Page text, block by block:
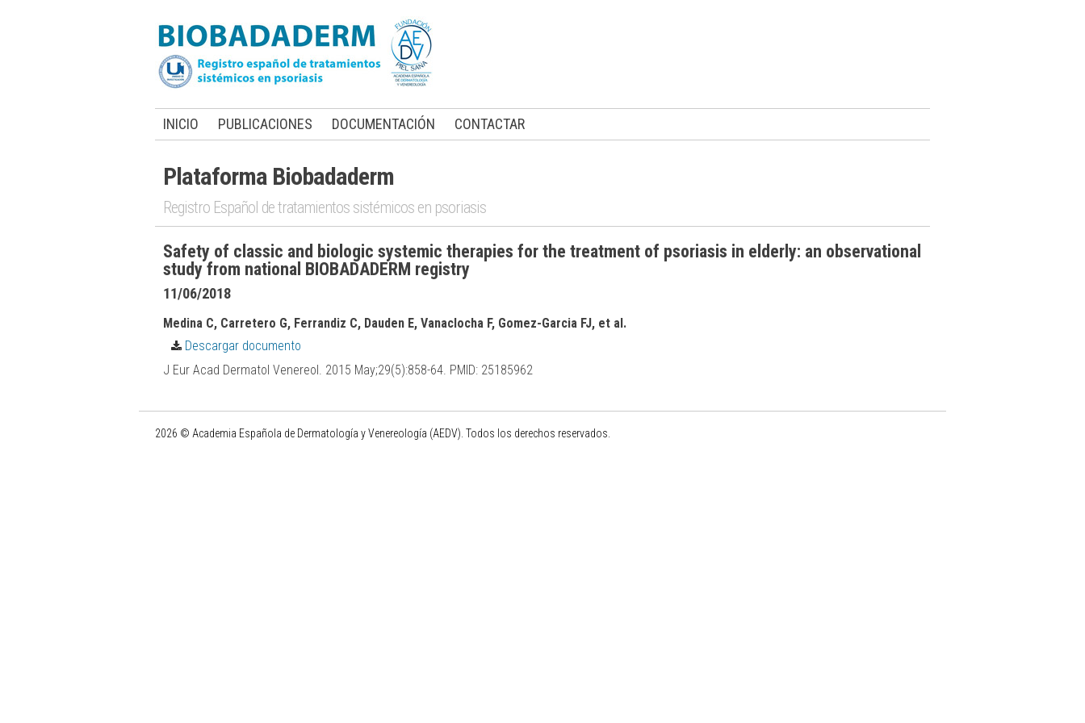
INICIO PUBLICACIONES DOCUMENTACIÓN CONTACTAR
Plataforma Biobadaderm
Registro Español de tratamientos sistémicos en psoriasis
Safety of classic and biologic systemic therapies for the treatment of psoriasis in elderly: an observational
study from national BIOBADADERM registry
11/06/2018
Medina C, Carretero G, Ferrandiz C, Dauden E, Vanaclocha F, Gomez-Garcia FJ, et al.
Descargar documento
J Eur Acad Dermatol Venereol. 2015 May;29(5):858-64. PMID: 25185962
2026 © Academia Española de Dermatología y Venereología (AEDV). Todos los derechos reservados.